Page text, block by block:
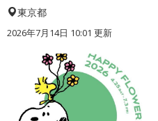
東京都
2026年7月14日 10:01 更新